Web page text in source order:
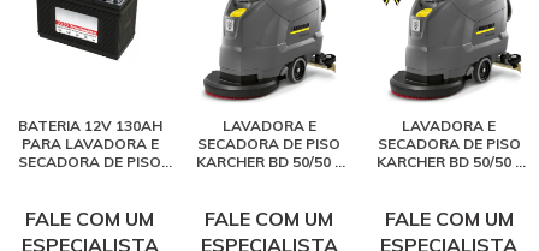
BATERIA 12V 130AH
PARA LAVADORA E
SECADORA DE PISO
FALE COM UM
ESPECIALISTA
LAVADORA E
SECADORA DE PISO
KARCHER BD 50/50 -
FALE COM UM
ESPECIALISTA
LAVADORA E
SECADORA DE PISO
KARCHER BD 50/50 -
FALE COM UM
ESPECIALISTA